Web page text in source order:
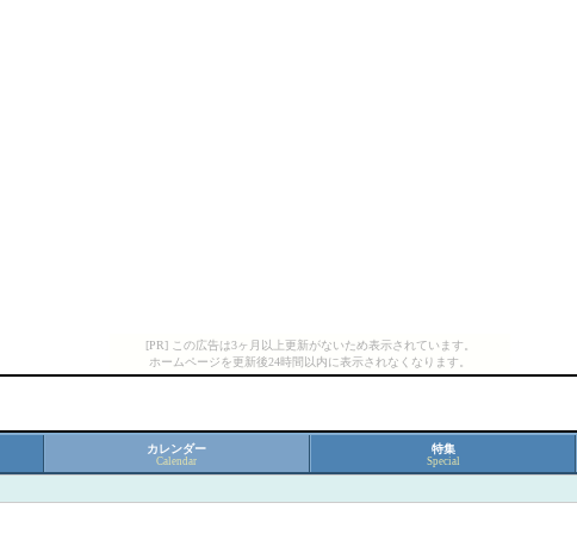
[PR] この広告は3ヶ月以上更新がないため表示されています。
ホームページを更新後24時間以内に表示されなくなります。
カレンダー
Calendar
特集
Special